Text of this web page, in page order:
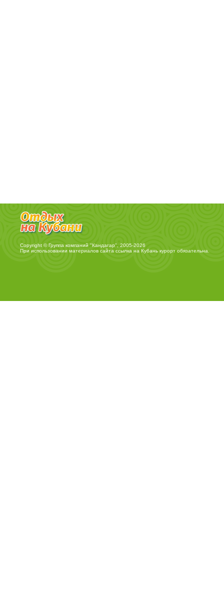
Copyright © Группа компаний "Кандагар", 2005-2026
При использовании материалов сайта ссылка на Кубань курортобязательна.